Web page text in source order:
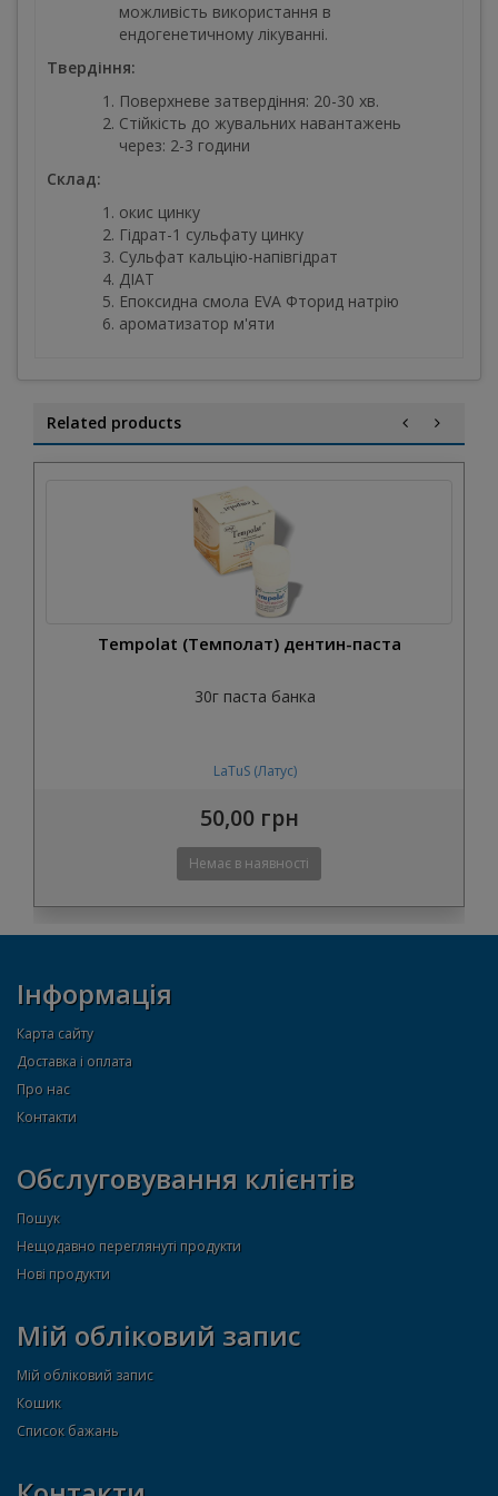
можливість використання в
ендогенетичному лікуванні.
Твердіння:
Поверхневе затвердіння: 20-30 хв.
Стійкість до жувальних навантажень
через: 2-3 години
Склад:
окис цинку
Гідрат-1 сульфату цинку
Сульфат кальцію-напівгідрат
ДІАТ
Епоксидна смола EVA Фторид натрію
ароматизатор м'яти
Related products
Tempolat (Темполат) дентин-паста
30г паста банка
LaTuS (Латус)
50,00 грн
Інформація
Карта сайту
Доставка і оплата
Про нас
Контакти
Обслуговування клієнтів
Пошук
Нещодавно переглянуті продукти
Нові продукти
Мій обліковий запис
Мій обліковий запис
Кошик
Список бажань